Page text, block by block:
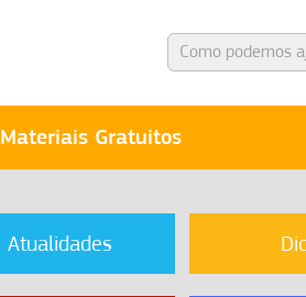
Materiais Gratuitos
Atualidades